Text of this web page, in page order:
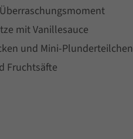
mit Vanillesauce
und Mini-Plunderteilchen
Fruchtsäfte